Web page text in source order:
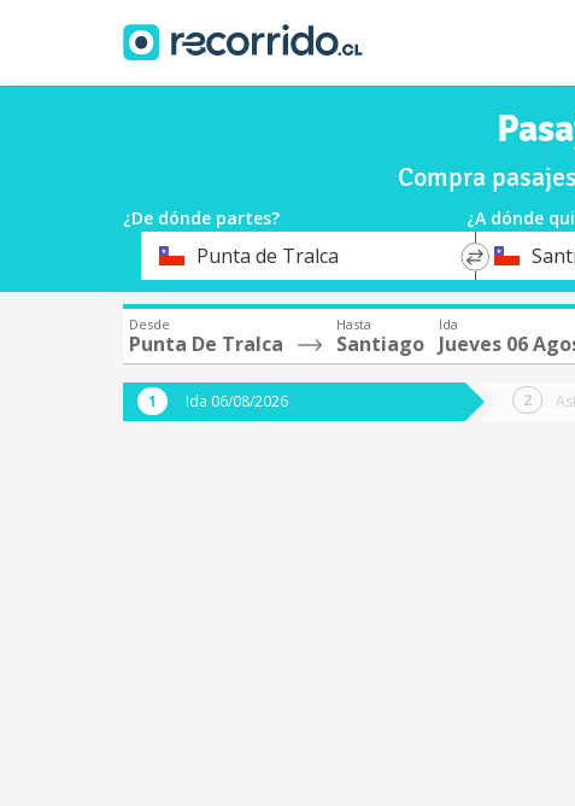
Compra
¿De dónde partes? ¿A dónde
OrigenPunta de Tralca
*
Destino
Desde
Punta De Tralca
Hasta
Santiago
Ida
Jueves 06
Ida 06/08/2026